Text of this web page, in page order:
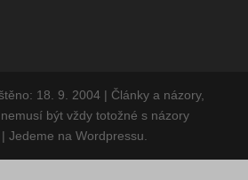
nemusí být vždy totožné s
| Jedeme na Wordpressu.